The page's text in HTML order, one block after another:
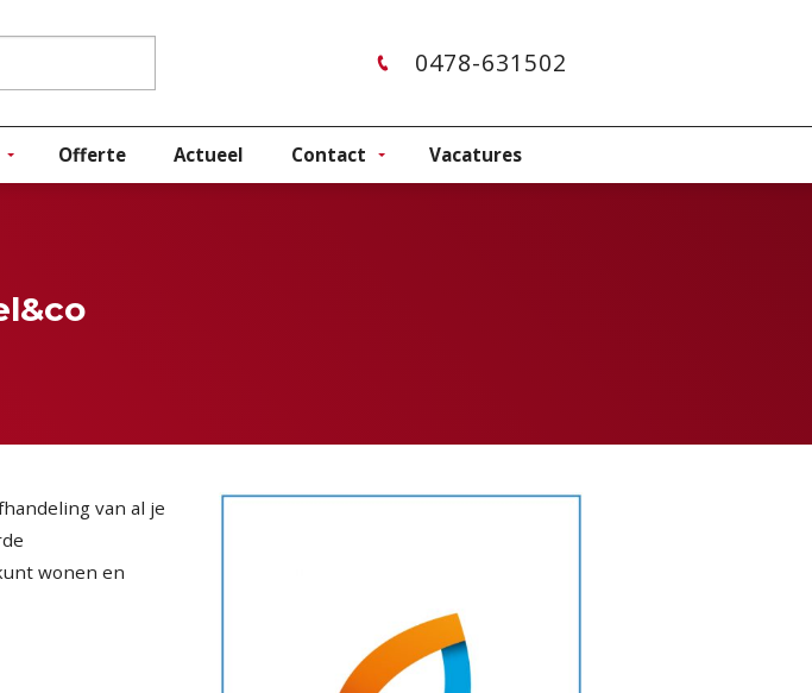
0478-631502
Offerte Actueel Contact Vacatures
van al je
wonen en